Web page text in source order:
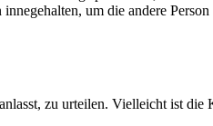
um die andere Person
zu urteilen. Vielleicht ist